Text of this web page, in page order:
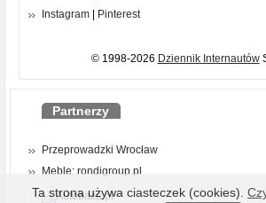
Instagram
Pinterest
© 1998-2026 Dziennik Internautów
Partnerzy
Przeprowadzki Wrocław
Meble: rondigroup.pl
Ta strona używa ciasteczek (cookies).